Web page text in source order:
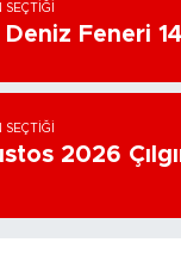
Feneri
2026